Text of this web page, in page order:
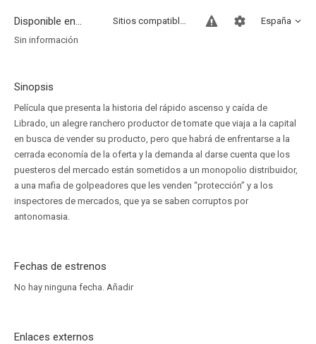
Disponible en... España
Sitios compatibles
Sin información
Sinopsis
Película que presenta la historia del rápido ascenso y caída de
Librado, un alegre ranchero productor de tomate que viaja a la capital
en busca de vender su producto, pero que habrá de enfrentarse a la
cerrada economía de la oferta y la demanda al darse cuenta que los
puesteros del mercado están sometidos a un monopolio distribuidor,
a una mafia de golpeadores que les venden “protección” y a los
inspectores de mercados, que ya se saben corruptos por
antonomasia.
Fechas de estrenos
No hay ninguna fecha. Añadir
Enlaces externos